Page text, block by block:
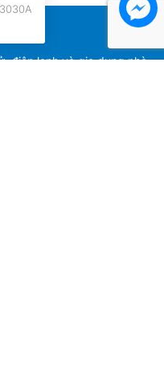
điện lạnh và gia dụng nhà